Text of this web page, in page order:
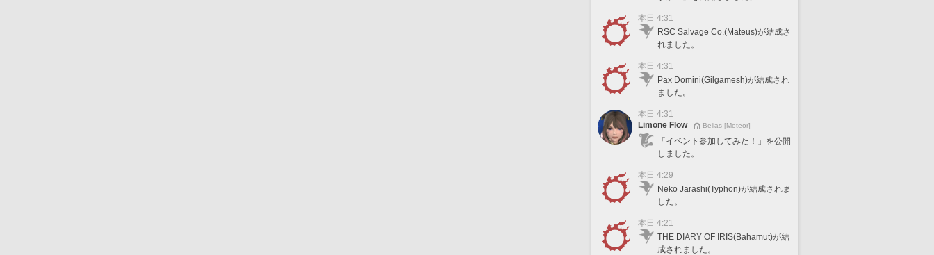
本日 4:31
RSC Salvage Co.(Mateus)が結成さ
れました。
本日 4:31
Pax Domini(Gilgamesh)が結成され
ました。
本日 4:31
Limone Flow
Belias [Meteor]
「イベント参加してみた！」を公開
しました。
本日 4:29
Neko Jarashi(Typhon)が結成されま
した。
本日 4:21
THE DIARY OF IRIS(Bahamut)が結
成されました。